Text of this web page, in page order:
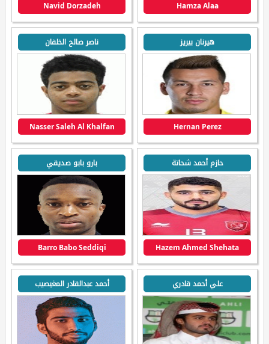
Hamza Alaa
Navid Dorzadeh
هيرنان بيريز
Hernan Perez
ناصر صالح الخلفان
Nasser Saleh Al Khalfan
حازم أحمد شحاتة
Hazem Ahmed Shehata
بارو بابو صديقي
Barro Babo Seddiqi
علي أحمد قادري أحمد عبدالقادر المغيصيب